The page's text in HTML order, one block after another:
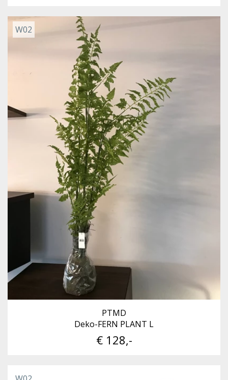
W02
PTMD
Deko-FERN PLANT L
€ 128,-